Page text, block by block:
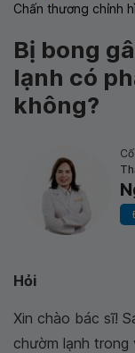
Chấn thương chỉnh
Bị bong
lạnh có
không?
Hỏi
Xin chào bác sĩ!
chườm lạnh trong